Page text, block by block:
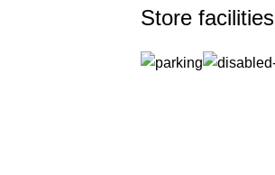
Store facilities